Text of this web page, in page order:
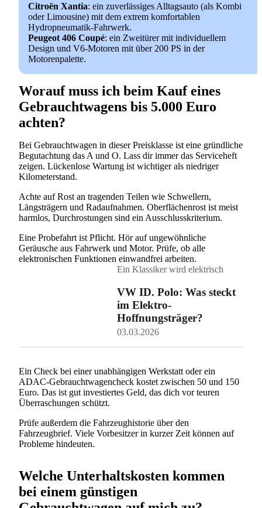
Citroën Xantia: ein zuverlässiges Alltagsauto (als Kombi
oder Limousine) mit dem extrem komfortablen
Hydropneumatik-Fahrwerk.
Peugeot 406 Coupé: ein Zweitürer mit individuellem
Design und V6-Motoren mit über 200 PS in der
Motorenpalette.
Worauf muss ich beim Kauf eines
Gebrauchtwagens bis 5.000 Euro
achten?
Bei Gebrauchtwagen in dieser Preisklasse ist eine gründliche
Begutachtung das A und O. Lass dir immer das Serviceheft
zeigen. Lückenlose Wartung ist wichtiger als niedriger
Kilometerstand.
Achte auf Rost an tragenden Teilen wie Schwellern,
Längsträgern und Radaufnahmen. Oberflächenrost ist meist
harmlos, Durchrostungen sind ein Ausschlusskriterium.
Eine Probefahrt ist Pflicht. Hör auf ungewöhnliche
Geräusche aus Fahrwerk und Motor. Prüfe, ob alle
elektronischen Funktionen einwandfrei arbeiten.
Ein Klassiker wird elektrisch
VW ID. Polo: Was steckt
im Elektro-
Hoffnungsträger?
03.03.2026
Ein Check bei einer unabhängigen Werkstatt oder ein
ADAC-Gebrauchtwagencheck kostet zwischen 50 und 150
Euro. Das ist gut investiertes Geld, das dich vor teuren
Überraschungen schützt.
Prüfe außerdem die Fahrzeughistorie über den
Fahrzeugbrief. Viele Vorbesitzer in kurzer Zeit können auf
Probleme hindeuten.
Welche Unterhaltskosten kommen
bei einem günstigen